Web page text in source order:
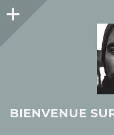
Colonne
BIENVENUE